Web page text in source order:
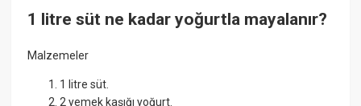
1 litre süt ne kadar yoğurtla mayalanır?
Malzemeler
1 litre süt.
2 yemek kaşığı yoğurt.